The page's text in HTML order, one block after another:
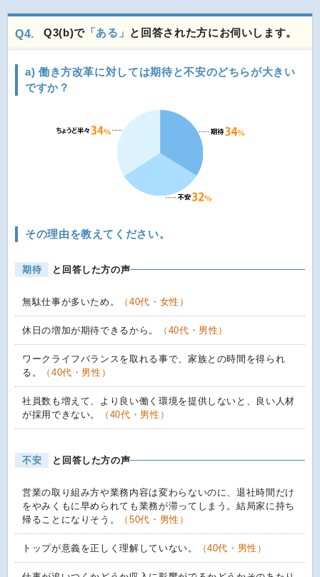
Q4. Q3(b)で「ある」 と回答された方にお伺いします。
a) 働き方改革に対しては期待と不安のどちらが大きい
ですか？
その理由を教えてください。
期待 と回答した方の声
無駄仕事が多いため。 （40代・女性）
休日の増加が期待できるから。 （40代・男性）
ワークライフバランスを取れる事で、家族との時間を得られ
る。
（40代・男性）
社員数も増えて、より良い働く環境を提供しないと、良い人材
が採用できない。
（40代・男性）
不安 と回答した方の声
営業の取り組み方や業務内容は変わらないのに、退社時間だけ
をやみくもに早められても業務が滞ってしまう。結局家に持ち
帰ることになりそう。
（50代・男性）
トップが意義を正しく理解していない。 （40代・男性）